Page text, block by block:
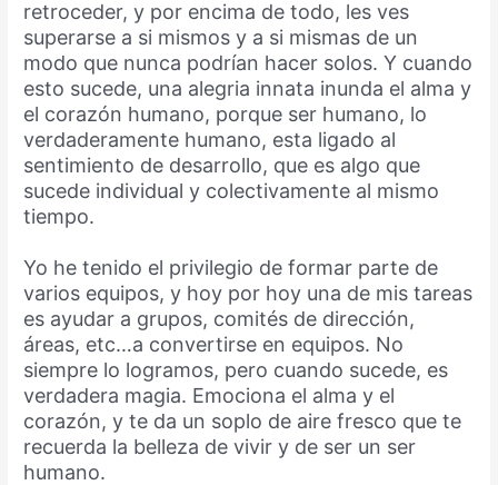
retroceder, y por encima de todo, les ves
superarse a si mismos y a si mismas de un
modo que nunca podrían hacer solos. Y cuando
esto sucede, una alegria innata inunda el alma y
el corazón humano, porque ser humano, lo
verdaderamente humano, esta ligado al
sentimiento de desarrollo, que es algo que
sucede individual y colectivamente al mismo
tiempo.
Yo he tenido el privilegio de formar parte de
varios equipos, y hoy por hoy una de mis tareas
es ayudar a grupos, comités de dirección,
áreas, etc…a convertirse en equipos. No
siempre lo logramos, pero cuando sucede, es
verdadera magia. Emociona el alma y el
corazón, y te da un soplo de aire fresco que te
recuerda la belleza de vivir y de ser un ser
humano.